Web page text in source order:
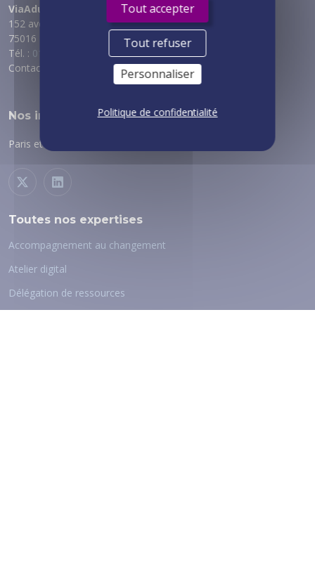
ViaAduc
152 avenue de Malakoff
75016 PARIS
Tél. : 01 89 53 69 70
Contact :
via notre formulaire
Nos implantations
Paris et régions :
Toutes nos expertises
Accompagnement au changement
Atelier digital
Délégation de ressources
Tout accepter
Tout refuser
Personnaliser
Politique de confidentialité